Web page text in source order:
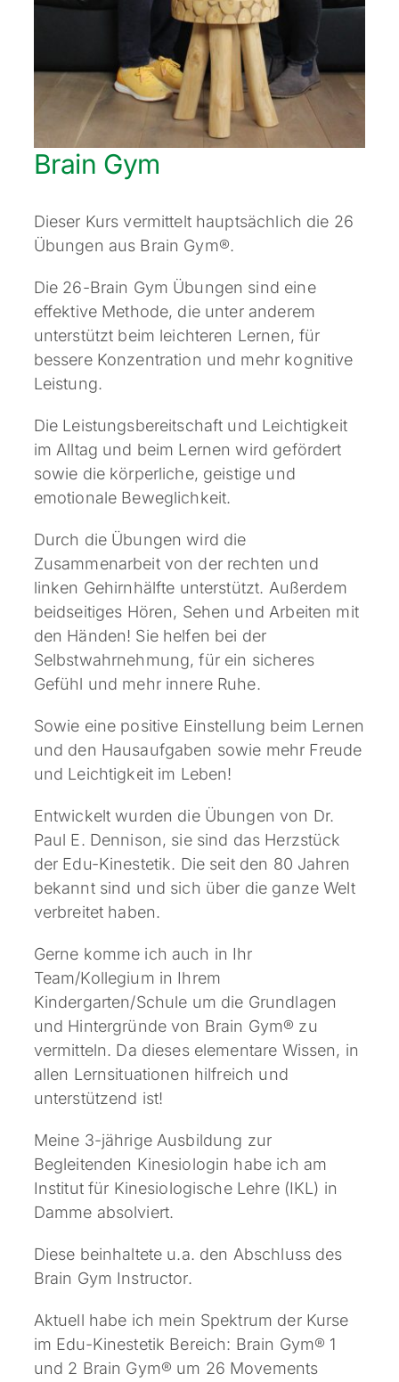
Brain Gym
Dieser Kurs vermittelt hauptsächlich die 26
Übungen aus Brain Gym®.
Die 26-Brain Gym Übungen sind eine
effektive Methode, die unter anderem
unterstützt beim leichteren Lernen, für
bessere Konzentration und mehr kognitive
Leistung.
Die Leistungsbereitschaft und Leichtigkeit
im Alltag und beim Lernen wird gefördert
sowie die körperliche, geistige und
emotionale Beweglichkeit.
Durch die Übungen wird die
Zusammenarbeit von der rechten und
linken Gehirnhälfte unterstützt. Außerdem
beidseitiges Hören, Sehen und Arbeiten mit
den Händen! Sie helfen bei der
Selbstwahrnehmung, für ein sicheres
Gefühl und mehr innere Ruhe.
Sowie eine positive Einstellung beim Lernen
und den Hausaufgaben sowie mehr Freude
und Leichtigkeit im Leben!
Entwickelt wurden die Übungen von Dr.
Paul E. Dennison, sie sind das Herzstück
der Edu-Kinestetik. Die seit den 80 Jahren
bekannt sind und sich über die ganze Welt
verbreitet haben.
Gerne komme ich auch in Ihr
Team/Kollegium in Ihrem
Kindergarten/Schule um die Grundlagen
und Hintergründe von Brain Gym® zu
vermitteln. Da dieses elementare Wissen, in
allen Lernsituationen hilfreich und
unterstützend ist!
Meine 3-jährige Ausbildung zur
Begleitenden Kinesiologin habe ich am
Institut für Kinesiologische Lehre (IKL) in
Damme absolviert.
Diese beinhaltete u.a. den Abschluss des
Brain Gym Instructor.
Aktuell habe ich mein Spektrum der Kurse
im Edu-Kinestetik Bereich: Brain Gym® 1
und 2 Brain Gym® um 26 Movements